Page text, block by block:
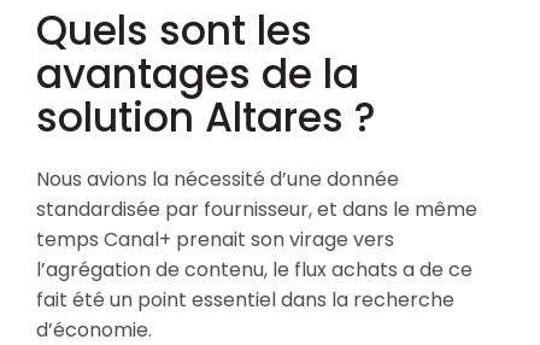
Quels sont les
avantages de la
solution Altares ?
Nous avions la nécessité d’une donnée
standardisée par fournisseur, et dans le même
temps Canal+ prenait son virage vers
l’agrégation de contenu, le flux achats a de ce
fait été un point essentiel dans la recherche
d’économie.